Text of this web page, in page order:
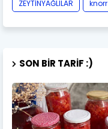
ZEYTİNYAĞLILAR
knorr
SON BIR TARIF :)